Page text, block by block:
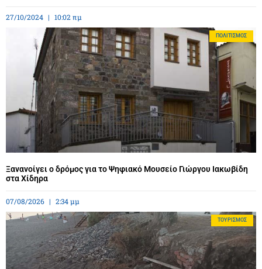
27/10/2024 10:02 πμ
ΠΟΛΙΤΙΣΜΌΣ
Ξανανοίγει ο δρόμος για το Ψηφιακό Μουσείο Γιώργου Ιακωβίδη
στα Χίδηρα
07/08/2026 2:34 μμ
ΤΟΥΡΙΣΜΌΣ